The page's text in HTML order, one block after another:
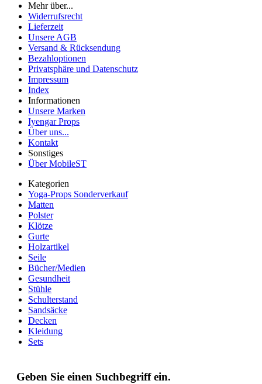
Mehr über...
Widerrufsrecht
Lieferzeit
Unsere AGB
Versand & Rücksendung
Bezahloptionen
Privatsphäre und Datenschutz
Impressum
Index
Informationen
Unsere Marken
Iyengar Props
Über uns...
Kontakt
Sonstiges
Über MobileST
Kategorien
Yoga-Props Sonderverkauf
Matten
Polster
Klötze
Gurte
Holzartikel
Seile
Bücher/Medien
Gesundheit
Stühle
Schulterstand
Sandsäcke
Decken
Kleidung
Sets
Geben Sie einen Suchbegriff ein.